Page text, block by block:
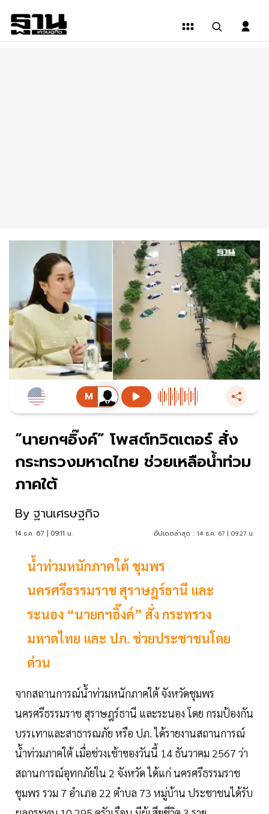
“นายกฯอิ๊งค์” โพสต์ทวิตเตอร์ สั่ง
กระทรวงมหาดไทย ช่วยเหลือน้ำท่วม
ภาคใต้
By ฐานเศรษฐกิจ
14 ธ.ค. 67 | 09:11 น. อัปเดตล่าสุด : 14 ธ.ค. 67 | 09:27 น.
น้ำท่วมหนักภาคใต้ ชุมพร
นครศรีธรรมราช สุราษฎร์ธานี และ
ระนอง “นายกฯอิ๊งค์” สั่ง กระทรวง
มหาดไทย และ ปภ. ช่วยประชาชนโดย
ด่วน
จากสถานการณ์น้ำท่วมหนักภาคใต้ จังหวัดชุมพร
นครศรีธรรมราช สุราษฎร์ธานี และระนอง โดย กรมป้องกัน
บรรเทาและสาธารณภัย หรือ ปภ. ได้รายงานสถานการณ์
น้ำท่วมภาคใต้ เมื่อช่วงเช้าของวันนี้ 14 ธันวาคม 2567 ว่า
สถานการณ์อุทกภัยใน 2 จังหวัด ได้แก่ นครศรีธรรมราช
ชุมพร รวม 7 อำเภอ 22 ตำบล 73 หมู่บ้าน ประชาชนได้รับ